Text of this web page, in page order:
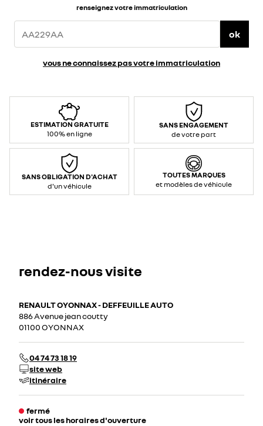
renseignez votre immatriculation
ok
vous ne connaissez pas votre immatriculation
ESTIMATION GRATUITE
100% en ligne
SANS ENGAGEMENT
de votre part
SANS OBLIGATION D'ACHAT
d'un véhicule
TOUTES MARQUES
et modèles de véhicule
rendez-nous visite
RENAULT OYONNAX - DEFFEUILLE AUTO
886 Avenue jean coutty
01100 OYONNAX
04 74 73 18 19
site web
itinéraire
fermé
voir tous les horaires d'ouverture